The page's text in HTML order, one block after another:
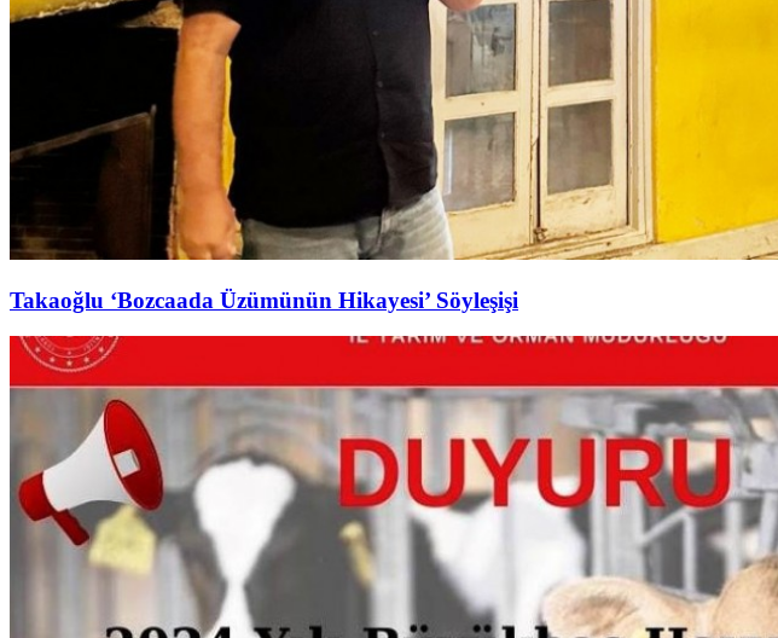
Takaoğlu ‘Bozcaada Üzümünün Hikayesi’ Söyleşişi